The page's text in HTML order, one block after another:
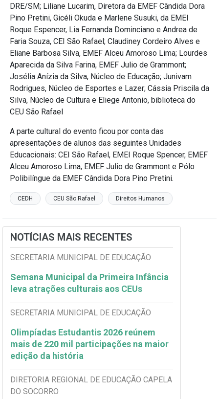
DRE/SM; Liliane Lucarim, Diretora da EMEF Cândida Dora
Pino Pretini, Gicéli Okuda e Marlene Susuki, da EMEI
Roque Espencer, Lia Fernanda Dominciano e Andrea de
Faria Souza, CEI São Rafael; Claudiney Cordeiro Alves e
Eliane Barbosa Silva, EMEF Alceu Amoroso Lima; Lourdes
Aparecida da Silva Farina, EMEF Julio de Grammont;
Josélia Anízia da Silva, Núcleo de Educação; Junivam
Rodrigues, Núcleo de Esportes e Lazer; Cássia Priscila da
Silva, Núcleo de Cultura e Eliege Antonio, biblioteca do
CEU São Rafael
A parte cultural do evento ficou por conta das
apresentações de alunos das seguintes Unidades
Educacionais: CEI São Rafael, EMEI Roque Spencer, EMEF
Alceu Amoroso Lima, EMEF Julio de Grammont e Pólo
Polibilíngue da EMEF Cândida Dora Pino Pretini.
CEDH CEU São Rafael Direitos Humanos
NOTÍCIAS MAIS RECENTES
SECRETARIA MUNICIPAL DE EDUCAÇÃO
Semana Municipal da Primeira Infância
leva atrações culturais aos CEUs
SECRETARIA MUNICIPAL DE EDUCAÇÃO
Olimpíadas Estudantis 2026 reúnem
mais de 220 mil participações na maior
edição da história
DIRETORIA REGIONAL DE EDUCAÇÃO CAPELA
DO SOCORRO